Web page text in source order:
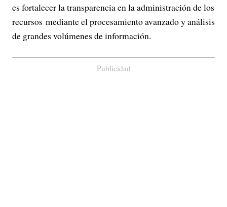
es fortalecer la transparencia en la administración de los
recursos mediante el procesamiento avanzado y análisis
de grandes volúmenes de información.
Publicidad